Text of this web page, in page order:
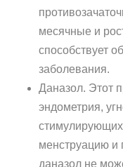
месячные и
способствует
заболевания.
Даназол. Этот
эндометрия,
менструацию и
даназол не